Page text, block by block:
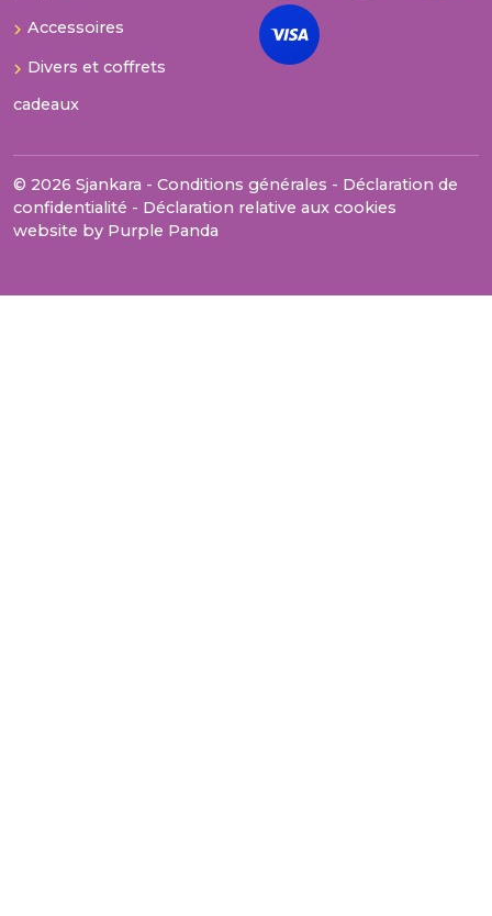
Accessoires
Divers et coffrets
cadeaux
© 2026 Sjankara - Conditions générales - Déclaration de
confidentialité - Déclaration relative aux cookies
website by Purple Panda